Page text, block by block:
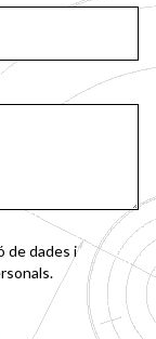
de dades i